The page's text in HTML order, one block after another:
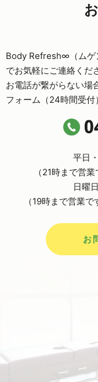
Body Refresh∞（ムゲ
でお気軽にご連絡くだ
お電話が繋がらない場
フォーム（24時間受付
平日
（21時まで営
日曜
（19時まで営業
お